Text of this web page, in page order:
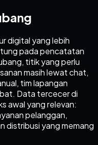
digital yang lebih
pada pencatatan
titik yang perlu
masih lewat chat,
tim lapangan
Data tercecer di
awal yang relevan:
pelanggan,
distribusi yang memang